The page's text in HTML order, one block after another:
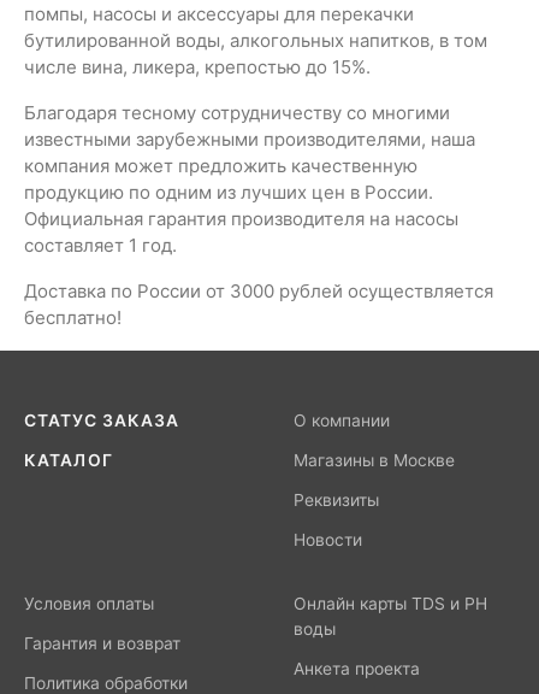
помпы, насосы и аксессуары для перекачки
бутилированной воды, алкогольных напитков, в том
числе вина, ликера, крепостью до 15%.
Благодаря тесному сотрудничеству со многими
известными зарубежными производителями, наша
компания может предложить качественную
продукцию по одним из лучших цен в России.
Официальная гарантия производителя на насосы
составляет 1 год.
Доставка по России от 3000 рублей осуществляется
бесплатно!
СТАТУС ЗАКАЗА
КАТАЛОГ
О компании
Магазины в Москве
Реквизиты
Новости
Условия оплаты
Гарантия и возврат
Политика обработки
Онлайн карты TDS и PH
воды
Анкета проекта